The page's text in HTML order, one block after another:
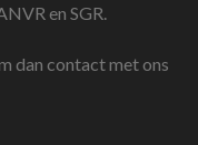
en SGR.
dan contact met ons